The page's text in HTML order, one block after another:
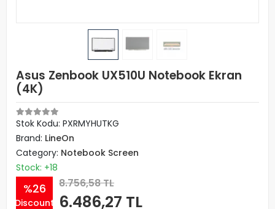
Asus Zenbook UX510U Notebook Ekran
(4K)
Stok Kodu: PXRMYHUTKG
Brand: LineOn
Category: Notebook Screen
Stock: +18
%26
Discount
8.756,58 TL
6.486,27 TL